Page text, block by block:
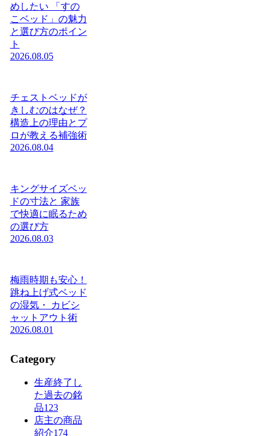
めしたい 「すの
こベッド」の魅力
と選び方のポイン
ト
2026.08.05
チェストベッドが
きしむのはなぜ？
構造上の理由とプ
ロが教える補強術
2026.08.04
キングサイズベッ
ドの寸法と 家族
で快適に眠るため
の選び方
2026.08.03
梅雨時期も安心！
跳ね上げ式ベッド
の湿気・ カビシ
ャットアウト術
2026.08.01
Category
生産終了し
た過去の銘
品123
店主の商品
紹介174